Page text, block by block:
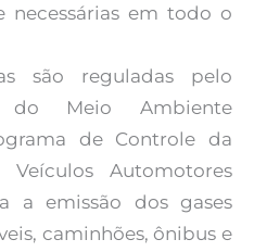
necessárias em todo o
são reguladas pelo
do Meio Ambiente
de Controle da
Automotores
a emissão dos gases
caminhões, ônibus e